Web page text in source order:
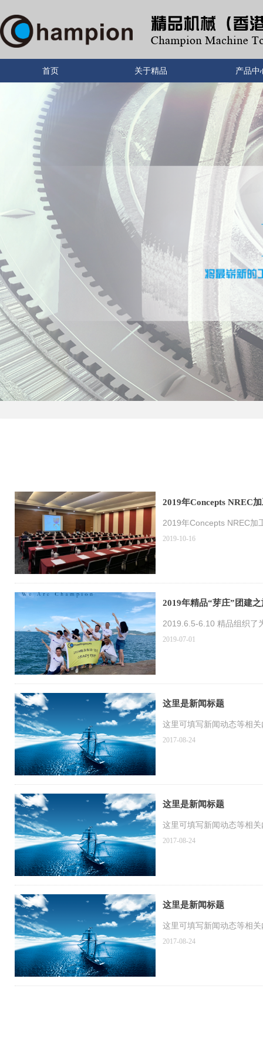
首页 关于精品 产品中
2019年Concepts NREC
2019年Concepts NREC加
2019-10-16
2019年精品“芽庄”团建之
2019.6.5-6.10 精品组织了
2019-07-01
这里是新闻标题
这里可填写新闻动态等相
2017-08-24
这里是新闻标题
这里可填写新闻动态等相
2017-08-24
这里是新闻标题
这里可填写新闻动态等相
2017-08-24